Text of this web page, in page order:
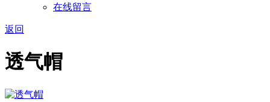
在线留言
返回
透气帽